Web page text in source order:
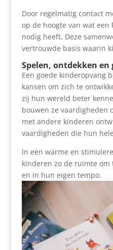
Door regelmatig contact
op de hoogte van wat
nodig heeft. Deze
vertrouwde basis waarin
Spelen, ontdekken en
Een goede kinderopvang
kansen om zich te
zij hun wereld beter
bouwen ze vaardigheden
met andere kinderen
vaardigheden die hun
In een warme en
kinderen zo de ruimte om
en in hun eigen tempo.